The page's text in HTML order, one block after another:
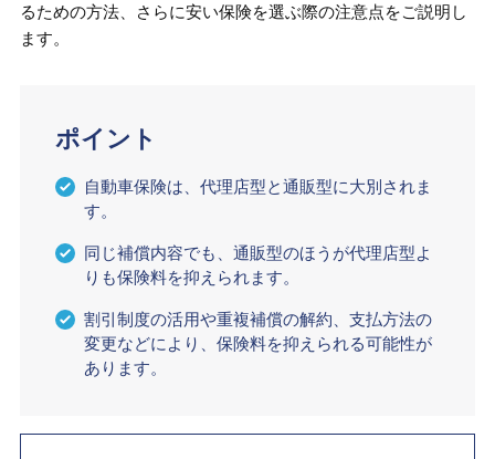
るための方法、さらに安い保険を選ぶ際の注意点をご説明し
ます。
ポイント
自動車保険は、代理店型と通販型に大別されま
す。
同じ補償内容でも、通販型のほうが代理店型よ
りも保険料を抑えられます。
割引制度の活用や重複補償の解約、支払方法の
変更などにより、保険料を抑えられる可能性が
あります。